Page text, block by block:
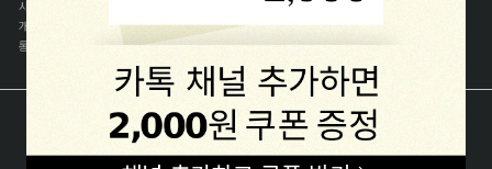
사업자등록번호
개인정보관리자
이화진
통신판매신고번호
제 2018-서울종로-1384 호[사업자정보확인]
COPYRIGHT(C) (주)해피프린스 ALL RIGHT RESERVED.